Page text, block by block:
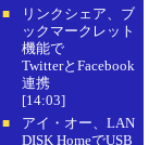
■
リンクシェア、ブ
ックマークレット
機能で
TwitterとFacebook
連携
[14:03]
■
アイ・オー、LAN
DISK HomeでUSB